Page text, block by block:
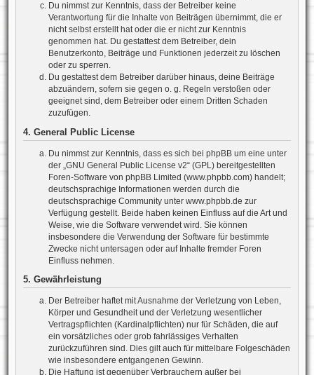
Du nimmst zur Kenntnis, dass der Betreiber keine
Verantwortung für die Inhalte von Beiträgen übernimmt, die er
nicht selbst erstellt hat oder die er nicht zur Kenntnis
genommen hat. Du gestattest dem Betreiber, dein
Benutzerkonto, Beiträge und Funktionen jederzeit zu löschen
oder zu sperren.
Du gestattest dem Betreiber darüber hinaus, deine Beiträge
abzuändern, sofern sie gegen o. g. Regeln verstoßen oder
geeignet sind, dem Betreiber oder einem Dritten Schaden
zuzufügen.
4. General Public License
Du nimmst zur Kenntnis, dass es sich bei phpBB um eine unter
der „ GNU General Public License v2“ (GPL) bereitgestellten
Foren-Software von phpBB Limited (www.phpbb.com) handelt;
deutschsprachige Informationen werden durch die
deutschsprachige Community unter www.phpbb.de zur
Verfügung gestellt. Beide haben keinen Einfluss auf die Art und
Weise, wie die Software verwendet wird. Sie können
insbesondere die Verwendung der Software für bestimmte
Zwecke nicht untersagen oder auf Inhalte fremder Foren
Einfluss nehmen.
5. Gewährleistung
Der Betreiber haftet mit Ausnahme der Verletzung von Leben,
Körper und Gesundheit und der Verletzung wesentlicher
Vertragspflichten (Kardinalpflichten) nur für Schäden, die auf
ein vorsätzliches oder grob fahrlässiges Verhalten
zurückzuführen sind. Dies gilt auch für mittelbare Folgeschäden
wie insbesondere entgangenen Gewinn.
Die Haftung ist gegenüber Verbrauchern außer bei